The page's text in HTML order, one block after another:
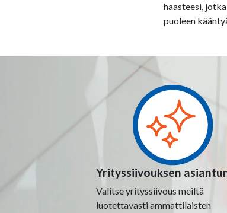
haasteesi,
puoleen
Yrityssiivouksen
Valitse yrityssiivous meiltä
luotettavasti ammattilaisten